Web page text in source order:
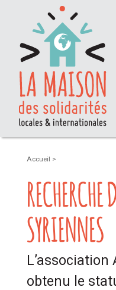
Accueil >
SYRIENNES
obtenu le